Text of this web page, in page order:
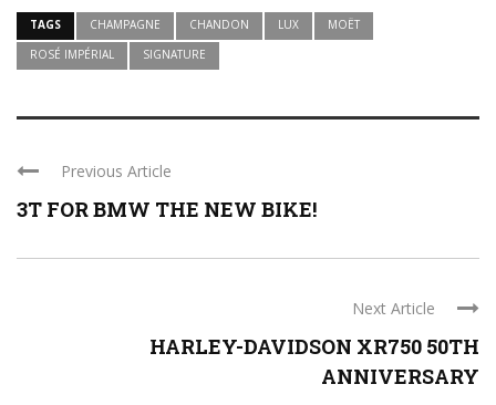
TAGS CHAMPAGNE CHANDON LUX
MOËT
ROSÉ IMPÉRIAL
SIGNATURE
Previous Article
3T FOR BMW THE NEW BIKE!
Next Article
HARLEY-DAVIDSON XR750 50TH
ANNIVERSARY